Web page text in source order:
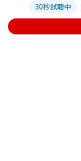
30秒試聴中